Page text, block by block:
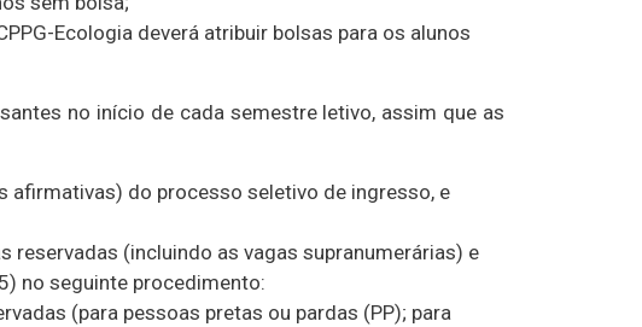
Ecologia deverá atribuir bolsas para os alunos
no início de cada semestre letivo, assim que as
do processo seletivo de ingresso, e
reservadas (incluindo as vagas supranumerárias) e
no seguinte procedimento:
(para pessoas pretas ou pardas (PP); para